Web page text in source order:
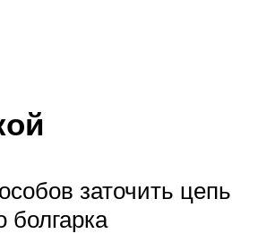
заточить цепь